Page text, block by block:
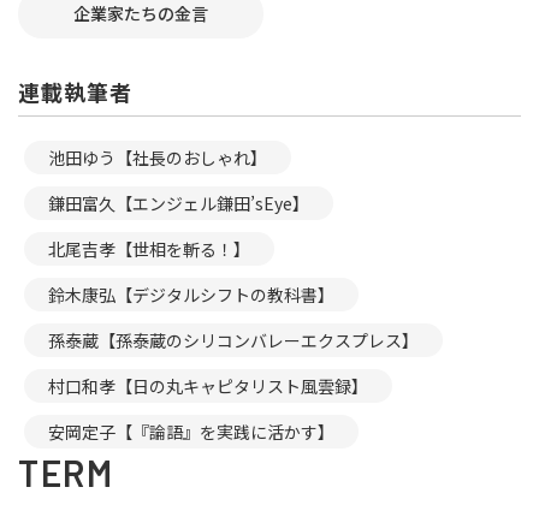
企業家たちの金言
連載執筆者
池田ゆう【社長のおしゃれ】
鎌田富久【エンジェル鎌田’sEye】
北尾吉孝【世相を斬る！】
鈴木康弘【デジタルシフトの教科書】
孫泰蔵【孫泰蔵のシリコンバレーエクスプレス】
村口和孝【日の丸キャピタリスト風雲録】
安岡定子【『論語』を実践に活かす】
TERM